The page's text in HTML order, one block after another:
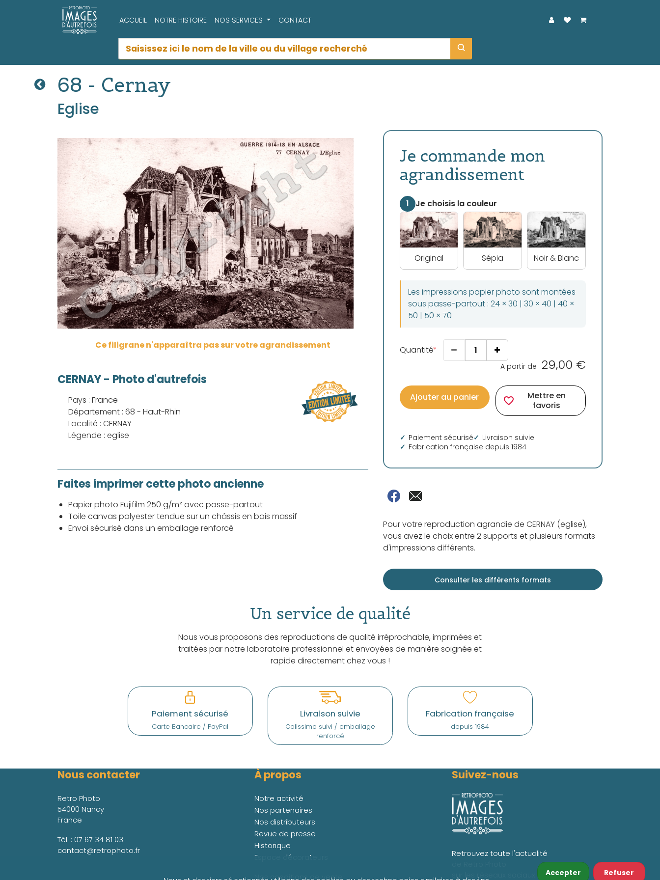
ACCUEIL NOTRE HISTOIRE NOS SERVICES CONTACT
Accepter Refuser
68 - Cernay
Eglise
Ce filigrane n'apparaîtra pas sur votre agrandissement
Je commande mon
agrandissement
1 Je choisis la couleur
Original Sépia Noir & Blanc
Les impressions papier photo sont montées
sous passe-partout : 24 × 30 | 30 × 40 | 40 ×
50 | 50 × 70
Quantité
A partir de 29,00 €
Ajouter au panier favorite_border
Mettre en
favoris
Paiement sécurisé
Livraison suivie
Fabrication française depuis 1984
Pour votre reproduction agrandie de CERNAY (eglise),
vous avez le choix entre 2 supports et plusieurs formats
d'impressions différents.
Consulter les différents formats
CERNAY - Photo d'autrefois
Pays : France
Département : 68 - Haut-Rhin
Localité : CERNAY
Légende : eglise
Faites imprimer cette photo ancienne
Papier photo Fujifilm 250 g/m² avec passe-partout
Toile canvas polyester tendue sur un châssis en bois massif
Envoi sécurisé dans un emballage renforcé
Un service de qualité
Nous vous proposons des reproductions de qualité irréprochable, imprimées et
traitées par notre laboratoire professionnel et envoyées de manière soignée et
rapide directement chez vous !
Paiement sécurisé
Carte Bancaire / PayPal
Livraison suivie
Colissimo suivi / emballage
renforcé
Fabrication française
depuis 1984
Nous contacter
Retro Photo
54000 Nancy
France
Tél. : 07 67 34 81 03
contact@retrophoto.fr
À propos
Notre activité
Nos partenaires
Nos distributeurs
Revue de presse
Historique
Espace décorateurs
Nos conditions de vente
Suivez-nous
Retrouvez toute l'actualité